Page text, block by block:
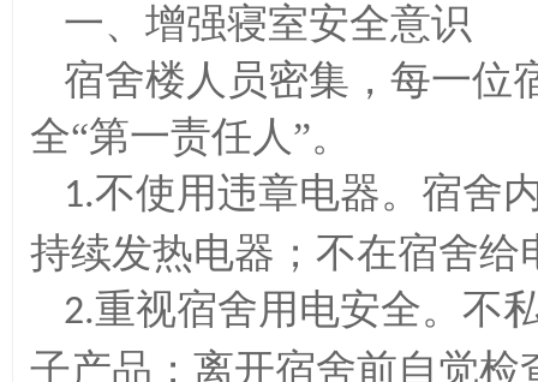
一、增强寝室安全意识
宿舍楼人员密集，每一位
全“第一责任人”。
1.不使用违章电器。宿舍
持续发热电器；不在宿舍给
2.重视宿舍用电安全。不
子产品；离开宿舍前自觉